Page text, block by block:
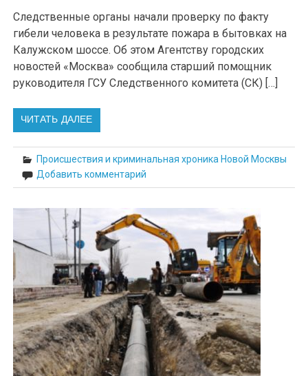
Следственные органы начали проверку по факту
гибели человека в результате пожара в бытовках на
Калужском шоссе. Об этом Агентству городских
новостей «Москва» сообщила старший помощник
руководителя ГСУ Следственного комитета (СК) […]
ЧИТАТЬ ДАЛЕЕ
Происшествия и криминальная хроника Новой Москвы
Добавить комментарий